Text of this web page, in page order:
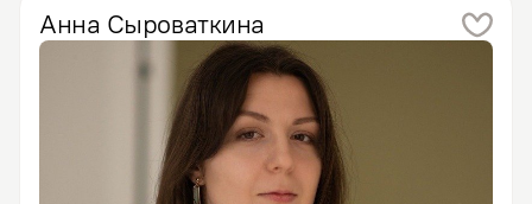
вероисповедания, социального статуса.
За годы практики…
Анна Сыроваткина